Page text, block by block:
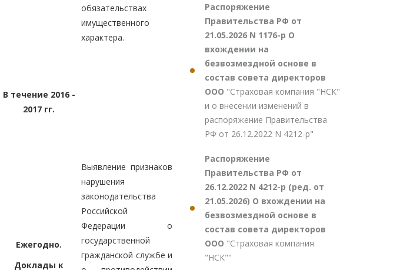
обязательствах
имущественного
характера.
В течение 2016 -
2017 гг.
Ежегодно.
Доклады к
Выявление признаков
нарушения
законодательства
Российской
Федерации о
государственной
гражданской службе и
Распоряжение
Правительства РФ от
21.05.2026 N 1176-р О
вхождении на
безвозмездной основе в
состав совета директоров
ООО "Страховая компания "НСК"
и о внесении изменений в
распоряжение Правительства
РФ от 26.12.2022 N 4212-р"
Распоряжение
Правительства РФ от
26.12.2022 N 4212-р (ред. от
21.05.2026) О вхождении на
безвозмездной основе в
состав совета директоров
ООО "Страховая компания
"НСК""